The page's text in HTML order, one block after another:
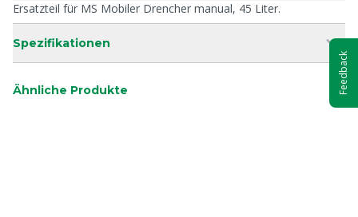
Ersatzteil für MS Mobiler Drencher manual, 45 Liter.
Spezifikationen
Ähnliche Produkte Feedback